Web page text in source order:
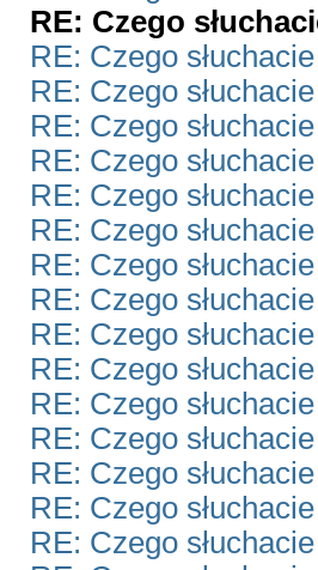
RE: Czego
RE: Czego
RE: Czego
RE: Czego
RE: Czego
RE: Czego
RE: Czego
RE: Czego
RE: Czego
RE: Czego
RE: Czego
RE: Czego
RE: Czego
RE: Czego
RE: Czego
RE: Czego